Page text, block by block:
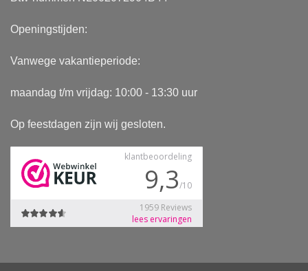
Openingstijden:
Vanwege vakantieperiode:
maandag t/m vrijdag: 10:00 - 13:30 uur
Op feestdagen zijn wij gesloten.